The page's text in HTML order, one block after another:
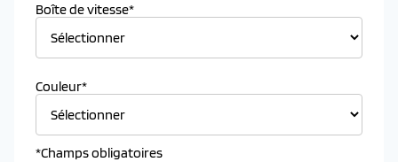
Boîte de vitesse*
Couleur*
*Champs obligatoires